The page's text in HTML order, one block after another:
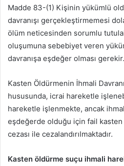
Madde 83-(1) Kişinin yükümlü
davranışı gerçekleştirmemesi
ölüm neticesinden sorumlu
oluşumuna sebebiyet veren
davranışa eşdeğer olması gerekir.
Kasten Öldürmenin İhmali
hususunda, icrai hareketle
hareketle işlenmekte, ancak
eşdeğerde olduğu için fail
cezası ile cezalandırılmaktadır.
Kasten öldürme suçu ihmali